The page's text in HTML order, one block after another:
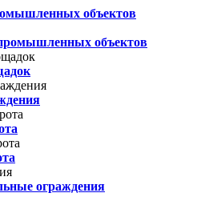
объектов
объектов
ограждения